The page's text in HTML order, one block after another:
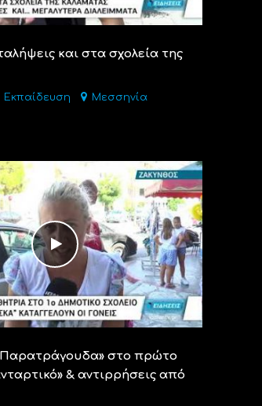
και στα σχολεία της
Εκπαίδευση Μεσσηνία
στο πρώτο
& αντιρρήσεις από